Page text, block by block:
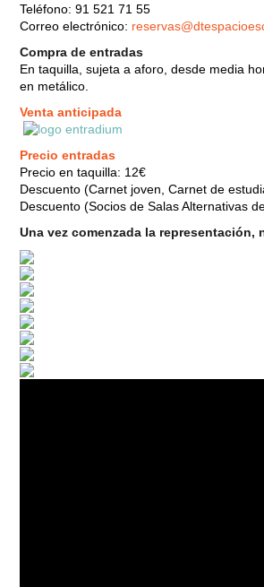
Teléfono: 91 521 71 55
Correo electrónico:
Compra de entradas
En taquilla, sujeta a aforo, desde media
en metálico.
Venta anticipada
Precio entradas
Precio en taquilla: 12€
Descuento (Carnet joven, Carnet de
Descuento (Socios de Salas Alternativas
Una vez comenzada la representación,